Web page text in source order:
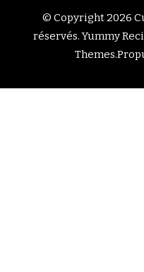
© Copyright 2026
réservés.Yummy
Themes